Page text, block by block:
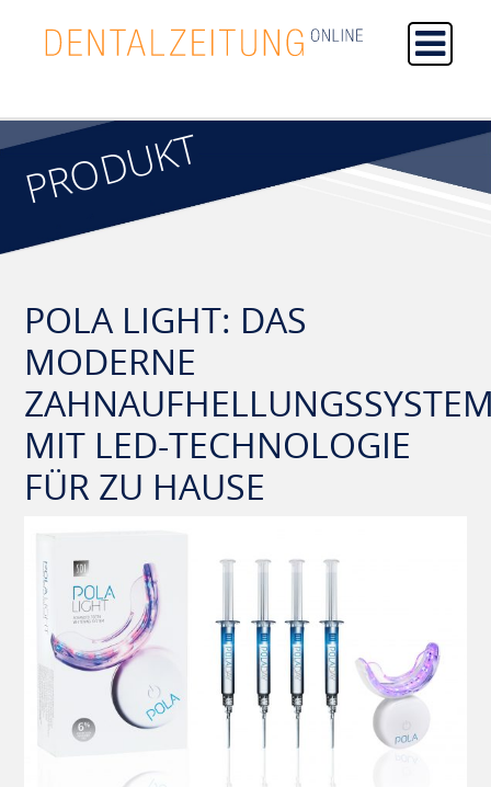
PRODUKT
POLA LIGHT: DAS
MODERNE
MIT LED-TECHNOLOGIE
FÜR ZU HAUSE